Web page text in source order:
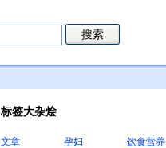
标签大杂烩
文章 孕妇
饮食营养